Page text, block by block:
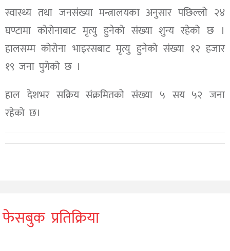
स्वास्थ्य तथा जनसंख्या मन्त्रालयका अनुसार पछिल्लो २४
घण्टामा कोरोनाबाट मृत्यु हुनेको संख्या शुन्य रहेको छ ।
हालसम्म कोरोना भाइरसबाट मृत्यु हुनेको संख्या १२ हजार
१९ जना पुगेको छ ।
हाल देशभर सक्रिय संक्रमितको संख्या ५ सय ५२ जना
रहेको छ।
फेसबुक प्रतिक्रिया